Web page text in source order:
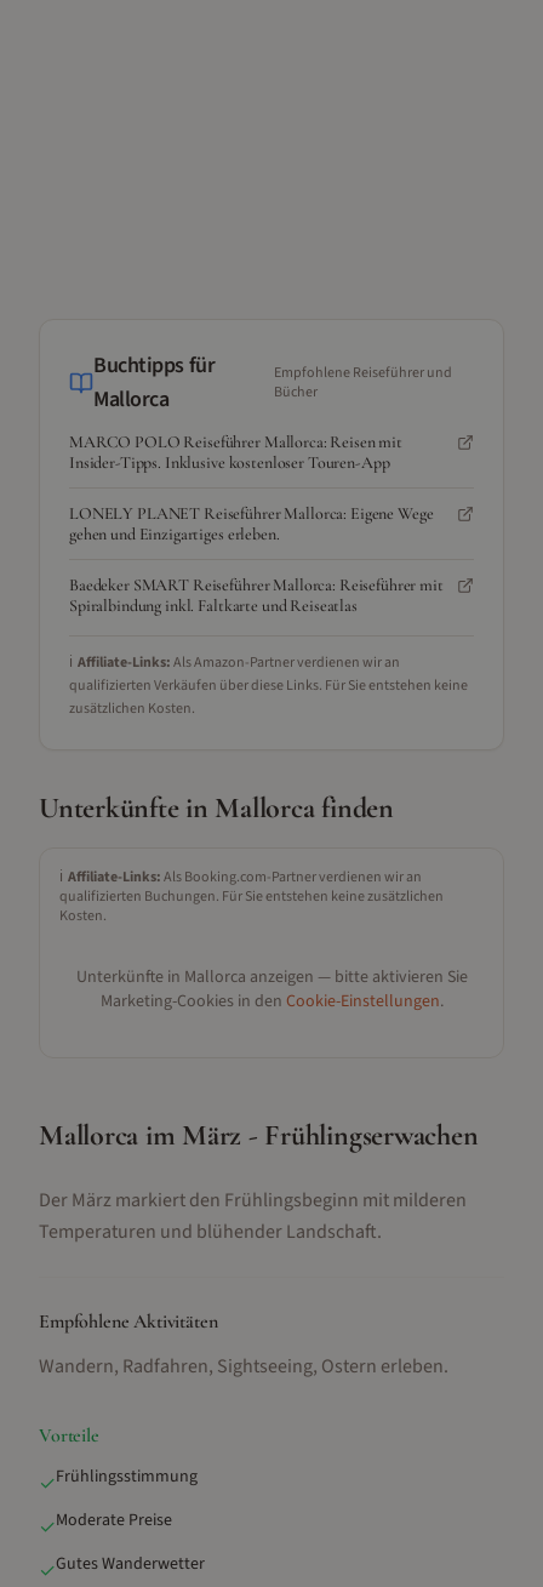
Buchtipps für
Mallorca
Empfohlene Reiseführer und
Bücher
MARCO POLO Reiseführer Mallorca: Reisen mit
Insider-Tipps. Inklusive kostenloser Touren-App
LONELY PLANET Reiseführer Mallorca: Eigene Wege
gehen und Einzigartiges erleben.
Baedeker SMART Reiseführer Mallorca: Reiseführer mit
Spiralbindung inkl. Faltkarte und Reiseatlas
ℹ️ Affiliate-Links:Als Amazon-Partner verdienen wir an
qualifizierten Verkäufen über diese Links. Für Sie entstehen keine
zusätzlichen Kosten.
Unterkünfte in Mallorcafinden
ℹ️ Affiliate-Links:Als Booking.com-Partner verdienen wir an
qualifizierten Buchungen. Für Sie entstehen keine zusätzlichen
Kosten.
Unterkünfte in Mallorca anzeigen — bitte aktivieren Sie
Marketing-Cookies in den Cookie-Einstellungen.
Mallorca im März - Frühlingserwachen
Der März markiert den Frühlingsbeginn mit milderen
Temperaturen und blühender Landschaft.
Empfohlene Aktivitäten
Wandern, Radfahren, Sightseeing, Ostern erleben.
Vorteile
✓Frühlingsstimmung
✓Moderate Preise
✓Gutes Wanderwetter